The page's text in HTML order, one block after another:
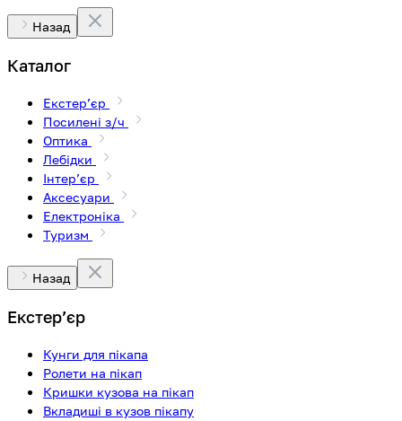
Назад
Каталог
Екстерʼєр
Посилені з/ч
Оптика
Лебідки
Інтерʼєр
Аксесуари
Електроніка
Туризм
Назад
Екстерʼєр
Кунги для пікапа
Ролети на пікап
Кришки кузова на пікап
Вкладиші в кузов пікапу